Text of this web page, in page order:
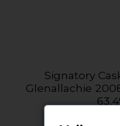
Signatory
Glenallachie